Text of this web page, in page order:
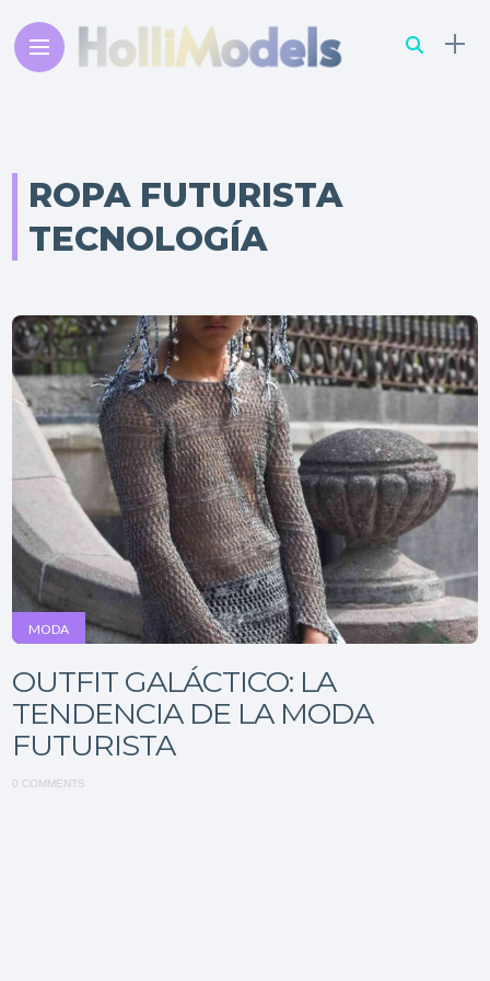
ROPA FUTURISTA
TECNOLOGÍA
MODA
OUTFIT GALÁCTICO: LA
TENDENCIA DE LA MODA
FUTURISTA
0 COMMENTS